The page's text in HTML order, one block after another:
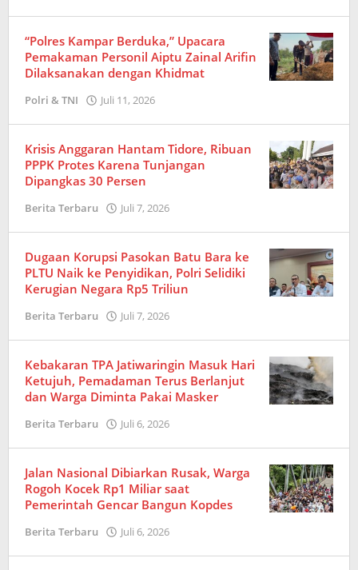
“Polres Kampar Berduka,” Upacara
Pemakaman Personil Aiptu Zainal Arifin
Dilaksanakan dengan Khidmat
Polri & TNI Juli 11, 2026
Krisis Anggaran Hantam Tidore, Ribuan
PPPK Protes Karena Tunjangan
Dipangkas 30 Persen
Berita Terbaru Juli 7, 2026
Dugaan Korupsi Pasokan Batu Bara ke
PLTU Naik ke Penyidikan, Polri Selidiki
Kerugian Negara Rp5 Triliun
Berita Terbaru Juli 7, 2026
Kebakaran TPA Jatiwaringin Masuk Hari
Ketujuh, Pemadaman Terus Berlanjut
dan Warga Diminta Pakai Masker
Berita Terbaru Juli 6, 2026
Jalan Nasional Dibiarkan Rusak, Warga
Rogoh Kocek Rp1 Miliar saat
Pemerintah Gencar Bangun Kopdes
Berita Terbaru Juli 6, 2026